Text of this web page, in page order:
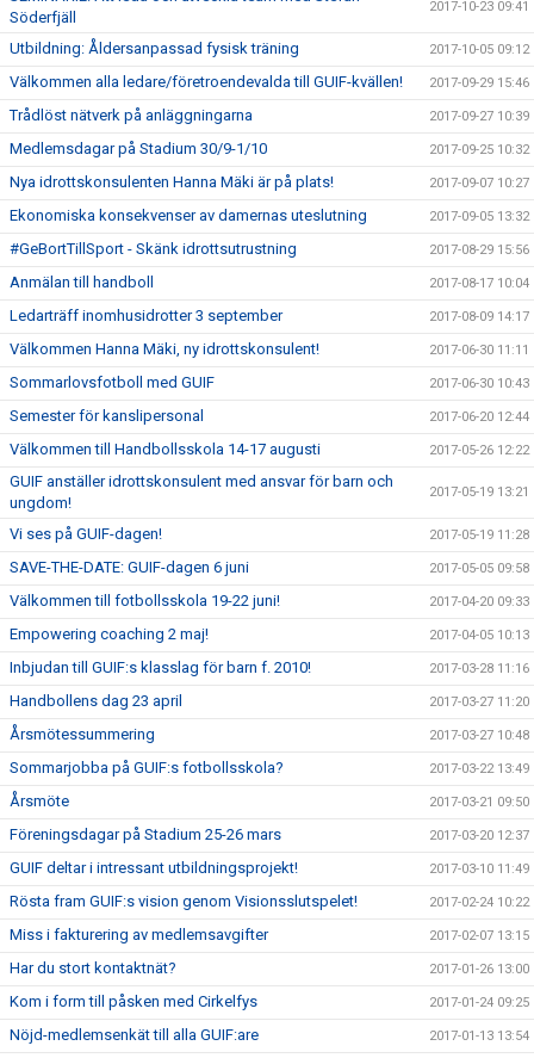
Söderfjäll
2017-10-23 09:41
Utbildning: Åldersanpassad fysisk träning 2017-10-05 09:12
Välkommen alla ledare/företroendevalda till GUIF-kvällen! 2017-09-29 15:46
Trådlöst nätverk på anläggningarna 2017-09-27 10:39
Medlemsdagar på Stadium 30/9-1/10 2017-09-25 10:32
Nya idrottskonsulenten Hanna Mäki är på plats! 2017-09-07 10:27
Ekonomiska konsekvenser av damernas uteslutning 2017-09-05 13:32
#GeBortTillSport - Skänk idrottsutrustning 2017-08-29 15:56
Anmälan till handboll 2017-08-17 10:04
Ledarträff inomhusidrotter 3 september 2017-08-09 14:17
Välkommen Hanna Mäki, ny idrottskonsulent! 2017-06-30 11:11
Sommarlovsfotboll med GUIF 2017-06-30 10:43
Semester för kanslipersonal 2017-06-20 12:44
Välkommen till Handbollsskola 14-17 augusti 2017-05-26 12:22
GUIF anställer idrottskonsulent med ansvar för barn och
ungdom!
2017-05-19 13:21
Vi ses på GUIF-dagen! 2017-05-19 11:28
SAVE-THE-DATE: GUIF-dagen 6 juni 2017-05-05 09:58
Välkommen till fotbollsskola 19-22 juni! 2017-04-20 09:33
Empowering coaching 2 maj! 2017-04-05 10:13
Inbjudan till GUIF:s klasslag för barn f. 2010! 2017-03-28 11:16
Handbollens dag 23 april 2017-03-27 11:20
Årsmötessummering 2017-03-27 10:48
Sommarjobba på GUIF:s fotbollsskola? 2017-03-22 13:49
Årsmöte 2017-03-21 09:50
Föreningsdagar på Stadium 25-26 mars 2017-03-20 12:37
GUIF deltar i intressant utbildningsprojekt! 2017-03-10 11:49
Rösta fram GUIF:s vision genom Visionsslutspelet! 2017-02-24 10:22
Miss i fakturering av medlemsavgifter 2017-02-07 13:15
Har du stort kontaktnät? 2017-01-26 13:00
Kom i form till påsken med Cirkelfys 2017-01-24 09:25
Nöjd-medlemsenkät till alla GUIF:are 2017-01-13 13:54